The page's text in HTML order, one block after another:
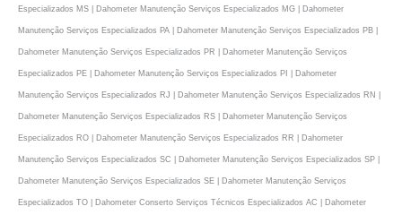
Especializados MS | Dahometer Manutenção Serviços Especializados MG | Dahometer
Manutenção Serviços Especializados PA | Dahometer Manutenção Serviços Especializados PB |
Dahometer Manutenção Serviços Especializados PR | Dahometer Manutenção Serviços
Especializados PE | Dahometer Manutenção Serviços Especializados PI | Dahometer
Manutenção Serviços Especializados RJ | Dahometer Manutenção Serviços Especializados RN |
Dahometer Manutenção Serviços Especializados RS | Dahometer Manutenção Serviços
Especializados RO | Dahometer Manutenção Serviços Especializados RR | Dahometer
Manutenção Serviços Especializados SC | Dahometer Manutenção Serviços Especializados SP |
Dahometer Manutenção Serviços Especializados SE | Dahometer Manutenção Serviços
Especializados TO | Dahometer Conserto Serviços Técnicos Especializados AC | Dahometer